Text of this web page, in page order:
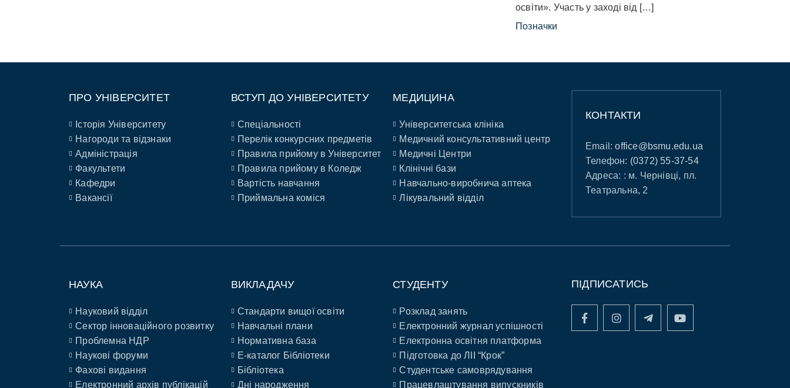
освіти». Участь у заході від […]
Позначки
ПРО УНІВЕРСИТЕТ
Історія Університету
Нагороди та відзнаки
Адміністрація
Факультети
Кафедри
Вакансії
ВСТУП ДО УНІВЕРСИТЕТУ
Спеціальності
Перелік конкурсних предметів
Правила прийому в Університет
Правила прийому в Коледж
Вартість навчання
Приймальна коміся
МЕДИЦИНА
Університетська клініка
Медичний консультативний центр
Медичні Центри
Клінічні бази
Навчально-виробнича аптека
Лікувальний відділ
КОНТАКТИ
Email:office@bsmu.edu.ua
Телефон: (0372) 55-37-54
Адреса: : м. Чернівці, пл.
Театральна, 2
НАУКА
Науковий відділ
Сектор інноваційного розвитку
Проблемна НДР
Наукові форуми
Фахові видання
Електронний архів публікацій
ВИКЛАДАЧУ
Стандарти вищої освіти
Навчальні плани
Нормативна база
E-каталог Бібліотеки
Бібліотека
Дні народження
СТУДЕНТУ
Розклад занять
Електронний журнал успішності
Електронна освітня платформа
Підготовка до ЛІІ “Крок”
Студентське самоврядування
Працевлаштування випускників
ПІДПИСАТИСЬ